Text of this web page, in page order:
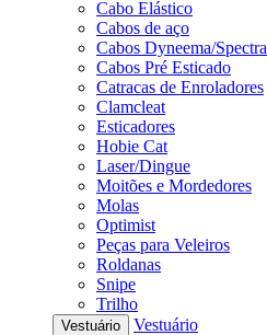
Cabo Elástico
Cabos de aço
Cabos Dyneema/Spectra
Cabos Pré Esticado
Catracas de Enroladores
Clamcleat
Esticadores
Hobie Cat
Laser/Dingue
Moitões e Mordedores
Molas
Optimist
Peças para Veleiros
Roldanas
Snipe
Trilho
Vestuário
Vestuário